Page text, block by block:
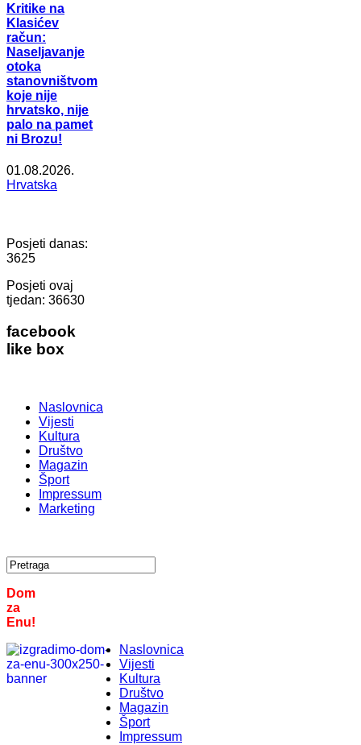
Kritike na
Klasićev
račun:
Naseljavanje
otoka
stanovništvom
koje nije
hrvatsko, nije
palo na pamet
ni Brozu!
01.08.2026.
Hrvatska
Posjeti danas:
3625
Posjeti ovaj
tjedan: 36630
facebook
like box
Naslovnica
Vijesti
Kultura
Društvo
Magazin
Šport
Impressum
Marketing
Dom
za
Enu!
Naslovnica
Vijesti
Kultura
Društvo
Magazin
Šport
Impressum